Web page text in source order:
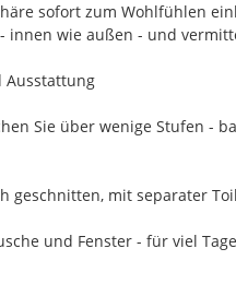
sofort zum Wohlfühlen
innen wie außen - und
Ausstattung
Sie über wenige Stufen -
geschnitten, mit separater
und Fenster - für viel